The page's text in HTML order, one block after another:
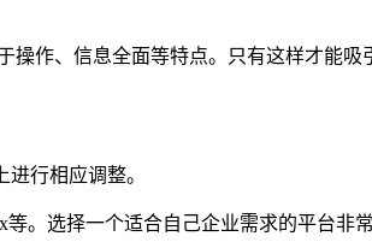
作、信息全面等特点。只有这样才能
行相应调整。
等。选择一个适合自己企业需求的平台非